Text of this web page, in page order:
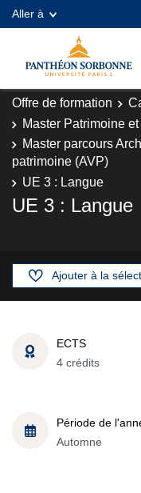
Aller à
Offre de formation
Master Patrimoine
Master parcours
patrimoine (AVP)
UE 3 : Langue
UE 3 : Langue
Ajouter à la
ECTS
4 crédits
Période de
Automne